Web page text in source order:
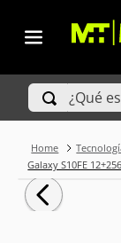
¿Qué estás
Galaxy S10FE
1.
Iphone